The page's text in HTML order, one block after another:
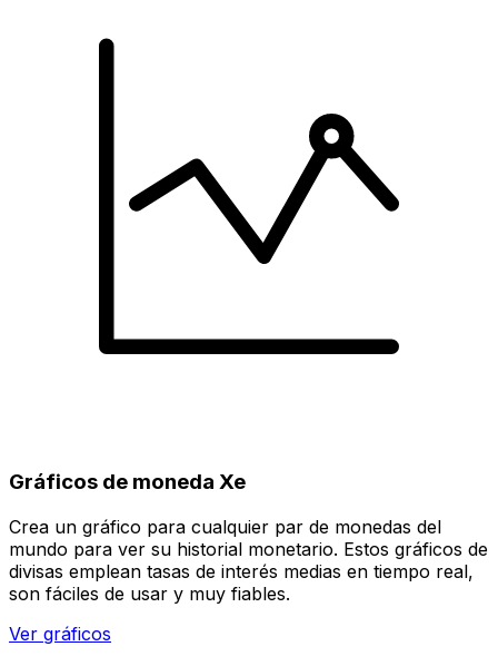
Gráficos de moneda Xe
Crea un gráfico para cualquier par de monedas del
mundo para ver su historial monetario. Estos gráficos de
divisas emplean tasas de interés medias en tiempo real,
son fáciles de usar y muy fiables.
Ver gráficos